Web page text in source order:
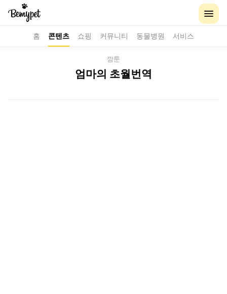
홈 콘텐츠 쇼핑 커뮤니티 동물병원 서비스
깜툰
엄마의 초월번역